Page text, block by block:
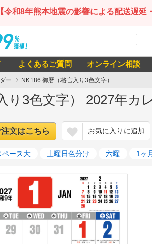
令和8年熊本地震の影響による配送遅延
よくあるご質問 オンライン相談
ー NK186 御暦（格言入り3色文字）
り3色文字） 2027年カ
文はこちら お気に入りに追加
ペース大 土曜日色分け 六曜 1ヶ